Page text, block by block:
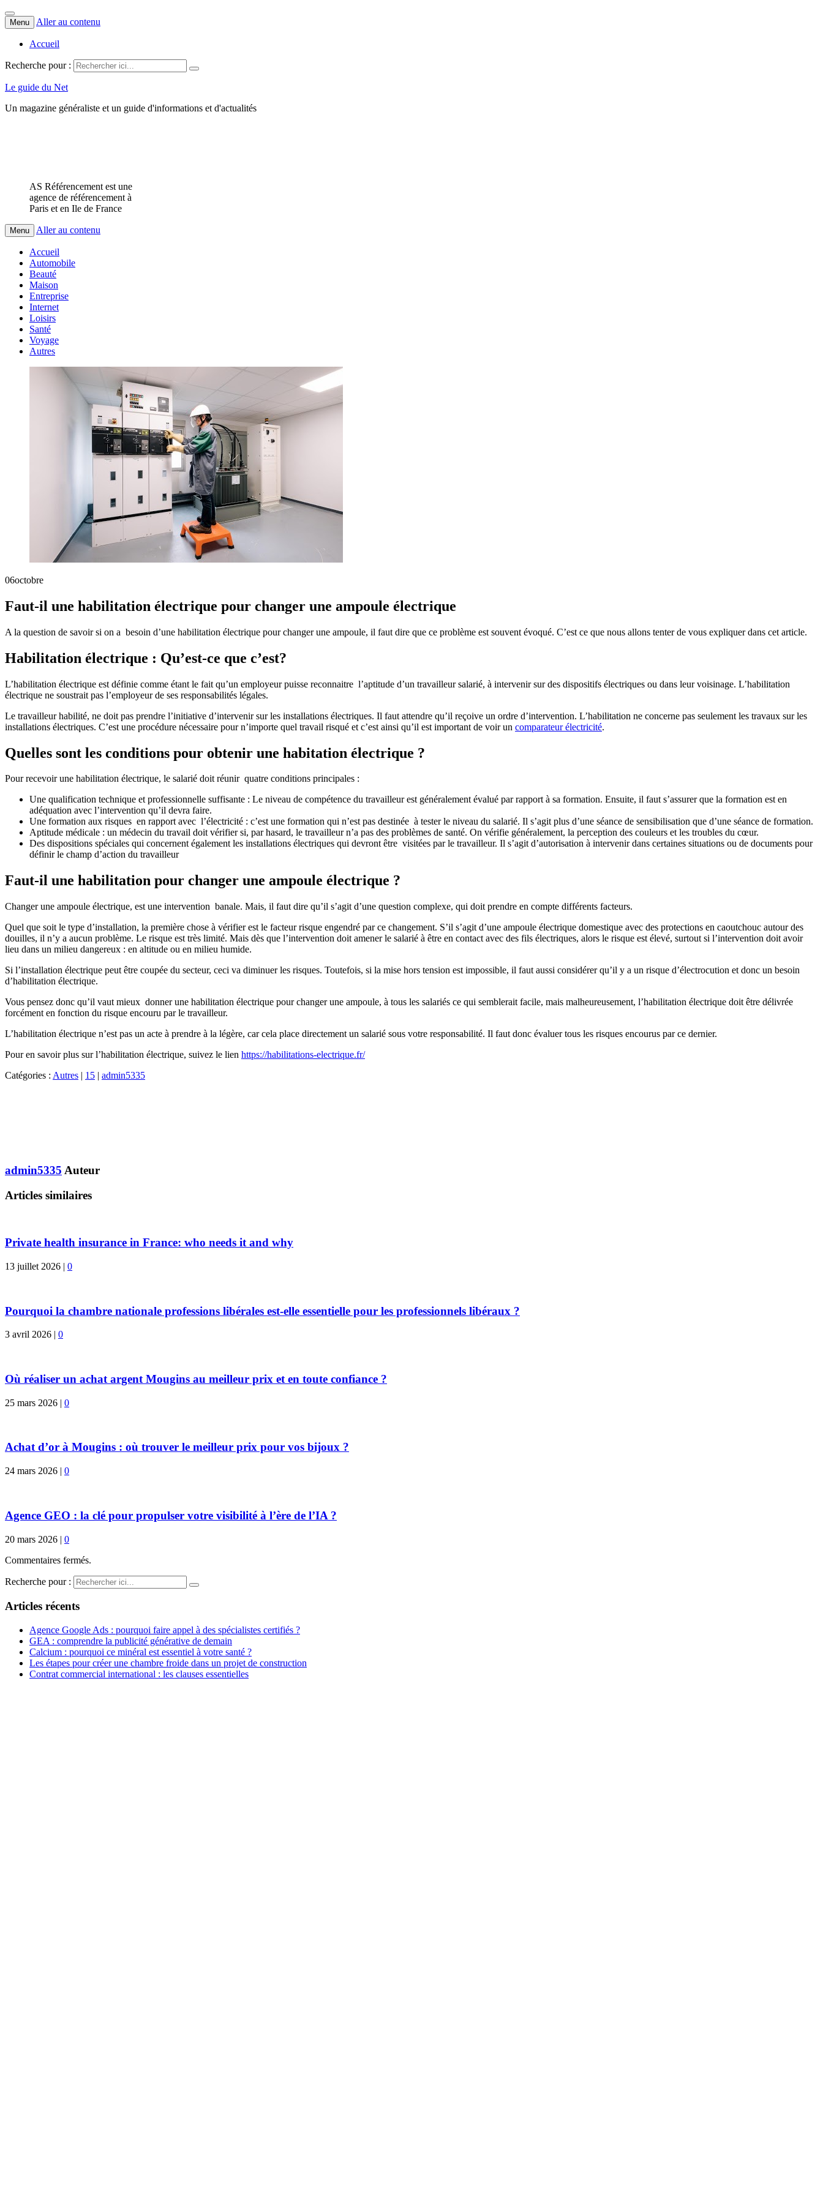
Menu Aller au contenu
Accueil
Recherche pour :
Le guide du Net
Un magazine généraliste et un guide d'informations et d'actualités
AS Référencement est une
agence de référencement à
Paris et en Ile de France
Menu Aller au contenu
Accueil
Automobile
Beauté
Maison
Entreprise
Internet
Loisirs
Santé
Voyage
Autres
06octobre
Faut-il une habilitation électrique pour changer une ampoule électrique
A la question de savoir si on a besoin d’une habilitation électrique pour changer une ampoule, il faut dire que ce problème est souvent évoqué. C’est ce que nous allons tenter de vous expliquer dans cet article.
Habilitation électrique : Qu’est-ce que c’est?
L’habilitation électrique est définie comme étant le fait qu’un employeur puisse reconnaitre l’aptitude d’un travailleur salarié, à intervenir sur des dispositifs électriques ou dans leur voisinage. L’habilitation
électrique ne soustrait pas l’employeur de ses responsabilités légales.
Le travailleur habilité, ne doit pas prendre l’initiative d’intervenir sur les installations électriques. Il faut attendre qu’il reçoive un ordre d’intervention. L’habilitation ne concerne pas seulement les travaux sur les
installations électriques. C’est une procédure nécessaire pour n’importe quel travail risqué et c’est ainsi qu’il est important de voir un comparateur électricité.
Quelles sont les conditions pour obtenir une habitation électrique ?
Pour recevoir une habilitation électrique, le salarié doit réunir quatre conditions principales :
Une qualification technique et professionnelle suffisante : Le niveau de compétence du travailleur est généralement évalué par rapport à sa formation. Ensuite, il faut s’assurer que la formation est en
adéquation avec l’intervention qu’il devra faire.
Une formation aux risques en rapport avec l’électricité : c’est une formation qui n’est pas destinée à tester le niveau du salarié. Il s’agit plus d’une séance de sensibilisation que d’une séance de formation.
Aptitude médicale : un médecin du travail doit vérifier si, par hasard, le travailleur n’a pas des problèmes de santé. On vérifie généralement, la perception des couleurs et les troubles du cœur.
Des dispositions spéciales qui concernent également les installations électriques qui devront être visitées par le travailleur. Il s’agit d’autorisation à intervenir dans certaines situations ou de documents pour
définir le champ d’action du travailleur
Faut-il une habilitation pour changer une ampoule électrique ?
Changer une ampoule électrique, est une intervention banale. Mais, il faut dire qu’il s’agit d’une question complexe, qui doit prendre en compte différents facteurs.
Quel que soit le type d’installation, la première chose à vérifier est le facteur risque engendré par ce changement. S’il s’agit d’une ampoule électrique domestique avec des protections en caoutchouc autour des
douilles, il n’y a aucun problème. Le risque est très limité. Mais dès que l’intervention doit amener le salarié à être en contact avec des fils électriques, alors le risque est élevé, surtout si l’intervention doit avoir
lieu dans un milieu dangereux : en altitude ou en milieu humide.
Si l’installation électrique peut être coupée du secteur, ceci va diminuer les risques. Toutefois, si la mise hors tension est impossible, il faut aussi considérer qu’il y a un risque d’électrocution et donc un besoin
d’habilitation électrique.
Vous pensez donc qu’il vaut mieux donner une habilitation électrique pour changer une ampoule, à tous les salariés ce qui semblerait facile, mais malheureusement, l’habilitation électrique doit être délivrée
forcément en fonction du risque encouru par le travailleur.
L’habilitation électrique n’est pas un acte à prendre à la légère, car cela place directement un salarié sous votre responsabilité. Il faut donc évaluer tous les risques encourus par ce dernier.
Pour en savoir plus sur l’habilitation électrique, suivez le lien https://habilitations-electrique.fr/
Catégories : Autres | 15 | admin5335
admin5335 Auteur
Articles similaires
Private health insurance in France: who needs it and why
13 juillet 2026 | 0
Pourquoi la chambre nationale professions libérales est-elle essentielle pour les professionnels libéraux ?
3 avril 2026 | 0
Où réaliser un achat argent Mougins au meilleur prix et en toute confiance ?
25 mars 2026 | 0
Achat d’or à Mougins : où trouver le meilleur prix pour vos bijoux ?
24 mars 2026 | 0
Agence GEO : la clé pour propulser votre visibilité à l’ère de l’IA ?
20 mars 2026 | 0
Commentaires fermés.
Recherche pour :
Articles récents
Agence Google Ads : pourquoi faire appel à des spécialistes certifiés ?
GEA : comprendre la publicité générative de demain
Calcium : pourquoi ce minéral est essentiel à votre santé ?
Les étapes pour créer une chambre froide dans un projet de construction
Contrat commercial international : les clauses essentielles